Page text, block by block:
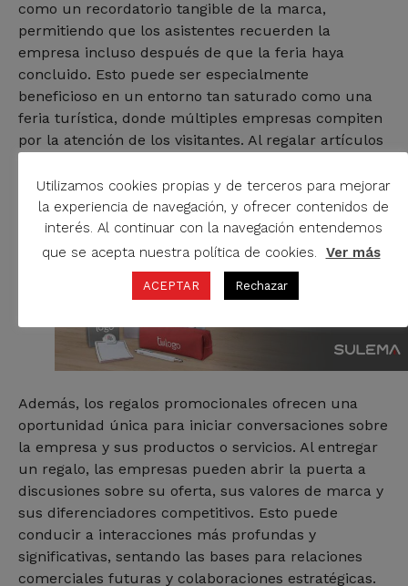
como un recordatorio tangible de la marca,
permitiendo que los asistentes recuerden la
empresa incluso después de que la feria haya
concluido. Esto puede ser especialmente
beneficioso en un entorno tan saturado como una
feria turística, donde múltiples empresas compiten
por la atención de los visitantes. Al regalar artículos
destacarse entre la multitud y dejar una impresión
duradera en los asistentes.
Además, los regalos promocionales ofrecen una
oportunidad única para iniciar conversaciones sobre
la empresa y sus productos o servicios. Al entregar
un regalo, las empresas pueden abrir la puerta a
discusiones sobre su oferta, sus valores de marca y
sus diferenciadores competitivos. Esto puede
conducir a interacciones más profundas y
significativas, sentando las bases para relaciones
comerciales futuras y colaboraciones estratégicas.
Utilizamos cookies propias y de terceros para mejorar
la experiencia de navegación, y ofrecer contenidos de
interés. Al continuar con la navegación entendemos
que se acepta nuestra política de cookies.
Ver más
ACEPTAR Rechazar